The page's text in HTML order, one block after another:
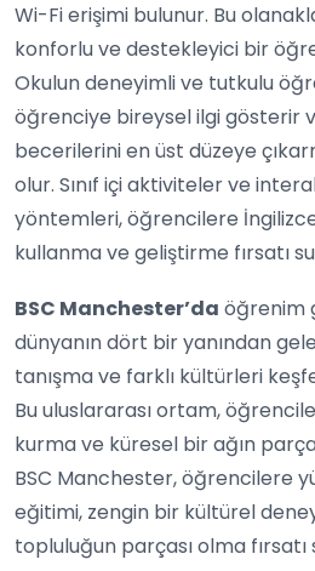
Wi-Fi erişimi bulunur. Bu
konforlu ve destekleyici bir
Okulun deneyimli ve tutkulu
öğrenciye bireysel ilgi gösterir
becerilerini en üst düzeye
olur. Sınıf içi aktiviteler ve
yöntemleri, öğrencilere
kullanma ve geliştirme fırsatı
BSC Manchester’da öğrenim
dünyanın dört bir yanından
tanışma ve farklı kültürleri
Bu uluslararası ortam,
kurma ve küresel bir ağın
BSC Manchester, öğrencilere
eğitimi, zengin bir kültürel
topluluğun parçası olma